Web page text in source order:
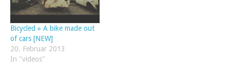
Bicycled » A bike made out
of cars [NEW]
20. Februar 2013
In "videos"